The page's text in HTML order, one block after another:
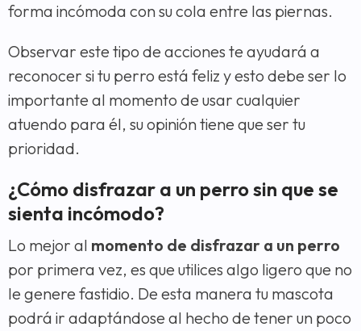
forma incómoda con su cola entre las piernas.
Observar este tipo de acciones te ayudará a
reconocer si tu perro está feliz y esto debe ser lo
importante al momento de usar cualquier
atuendo para él, su opinión tiene que ser tu
prioridad.
¿Cómo disfrazar a un perro sin que se
sienta incómodo?
Lo mejor al momento de disfrazar a un perro
por primera vez, es que utilices algo ligero que no
le genere fastidio. De esta manera tu mascota
podrá ir adaptándose al hecho de tener un poco